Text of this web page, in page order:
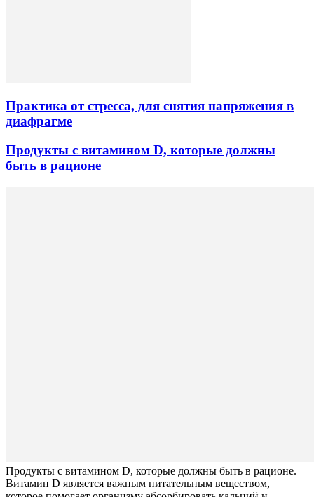
Практика от стресса, для снятия напряжения в
диафрагме
Продукты с витамином D, которые должны
быть в рационе
Продукты с витамином D, которые должны быть в рационе.
Витамин D является важным питательным веществом,